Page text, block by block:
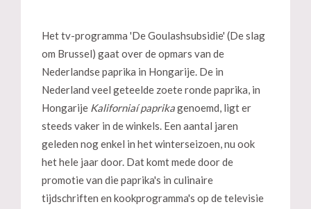
Het tv-programma 'De Goulashsubsidie' (De slag
om Brussel) gaat over de opmars van de
Nederlandse paprika in Hongarije. De in
Nederland veel geteelde zoete ronde paprika, in
Hongarije Kaliforniaí paprikagenoemd, ligt er
steeds vaker in de winkels. Een aantal jaren
geleden nog enkel in het winterseizoen, nu ook
het hele jaar door. Dat komt mede door de
promotie van die paprika's in culinaire
tijdschriften en kookprogramma's op de televisie